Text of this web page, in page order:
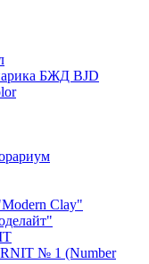
БЖД BJD
Clay"
№ 1 (Number